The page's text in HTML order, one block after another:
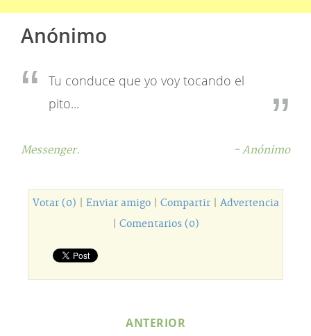
Anónimo
Tu conduce que yo voy tocando el
pito...
Messenger. - Anónimo
Votar (0) Enviar amigo| Compartir| Advertencia
Comentarios (0)
ANTERIOR